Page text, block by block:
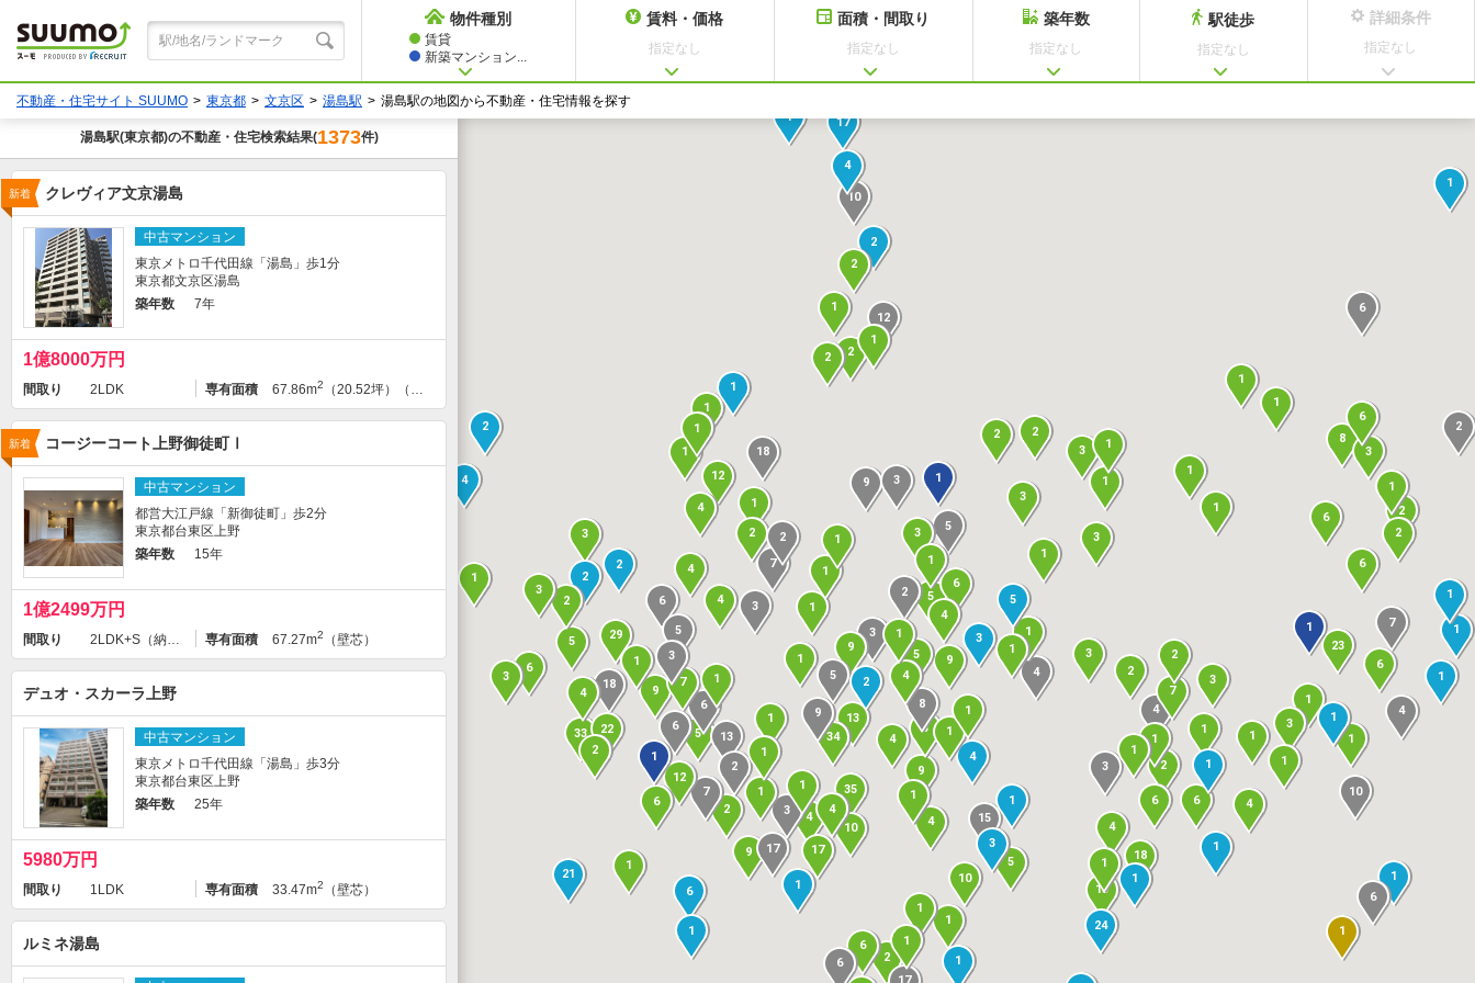
物件種別
賃貸
新築マンション...
賃料・価格
指定なし
面積・間取り
指定なし
築年数
指定なし
駅徒歩
指定なし
詳細条件
指定なし
不動産・住宅サイト SUUMO 東京都 文京区 湯島駅 湯島駅の地図から不動産・住宅情報を探す
17
5
35
7
6
4
15
6
9
3
3
9 17
4
9
3
9
23
1
2
1
9
1
2
4
2
4
4
9
13
8
1
1
34
5
4
15
5
2
1
7
6 1
18
3
33 1
2
3
1
6
1
6
5
1
10
12
1
3
29
6
7
4
4
3
3
2
1
10
12
13
1
2
3
1
5
2
6
17
5
2
7
5
12
2
1
4
9
24
6
3
1
6
2
18
10
2
2
5
2
4
2
2
1
1
6
4
10
6
1
4
18
3
3
2
4
1
1
1
3
1
5
3
6
6
1
4
2
8
1
1
1
3
4
22
3
2
6
2
1
4 1
3
1
2
1
3
1
2
2
1
1
1
6
1
1
1
1
3
1
1
6
1
1
6
21
1
4
1
4
1
1
1
1
1
1
1
1
3
1
1
7
1
1
1
1
1
1
1
2
湯島駅(東京都)の不動産・住宅検索結果(1373件)
新着 クレヴィア文京湯島
中古マンション
東京メトロ千代田線「湯島」歩1分
東京都文京区湯島
築年数
7年
1億8000万円
間取り 2LDK 専有面積 67.86m2 （20.52坪）（壁芯）
新着 コージーコート上野御徒町Ⅰ
中古マンション
都営大江戸線「新御徒町」歩2分
東京都台東区上野
築年数
15年
1億2499万円
間取り 2LDK+S（納戸） 専有面積 67.27m2 （壁芯）
デュオ・スカーラ上野
中古マンション
東京メトロ千代田線「湯島」歩3分
東京都台東区上野
築年数
25年
5980万円
間取り 1LDK 専有面積 33.47m2 （壁芯）
ルミネ湯島